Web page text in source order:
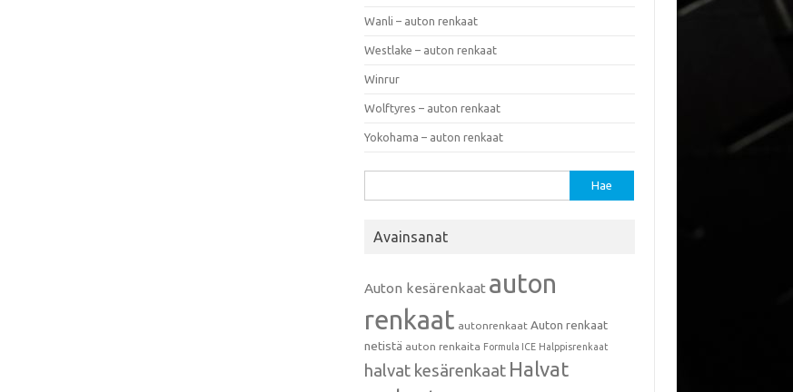
Wanli – auton renkaat
Westlake – auton renkaat
Winrur
Wolftyres – auton renkaat
Yokohama – auton renkaat
Avainsanat
Auton kesärenkaat auton
renkaat autonrenkaat Auton renkaat
netistä auton renkaita Formula ICE Halppisrenkaat
halvat kesärenkaat Halvat